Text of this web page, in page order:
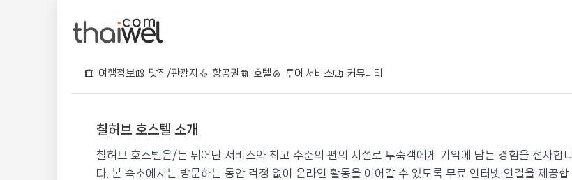
여행정보 맛집/관광지 항공권 호텔 투어 서비스 커뮤니티
칠허브 호스텔
📍 푸켓★★ ⭐ 9.0
칠허브 호스텔 소개
칠허브 호스텔은/는 뛰어난 서비스와 최고 수준의 편의 시설로 투숙객에게 기억에 남는 경험을 선사합니
다. 본 숙소에서는 방문하는 동안 걱정 없이 온라인 활동을 이어갈 수 있도록 무료 인터넷 연결을 제공합